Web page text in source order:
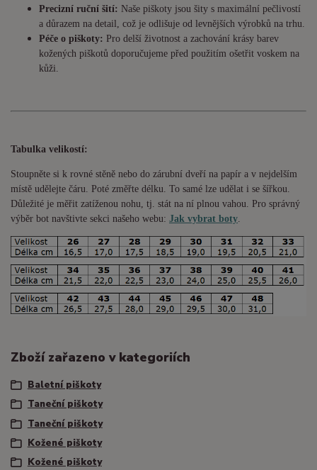
Precizní ruční šití: Naše piškoty jsou šity s maximální pečlivostí
a důrazem na detail, což je odlišuje od levnějších výrobků na trhu.
Péče o piškoty: Pro delší životnost a zachování krásy barev
kožených piškotů doporučujeme před použitím ošetřit voskem na
kůži.
Tabulka velikostí:
Stoupněte si k rovné stěně nebo do zárubní dveří na papír a v nejdelším
místě udělejte čáru. Poté změřte délku. To samé lze udělat i se šířkou.
Důležité je měřit zatíženou nohu, tj. stát na ní plnou vahou. Pro správný
výběr bot navštivte sekci našeho webu: Jak vybrat boty
Zboží zařazeno v kategoriích
Baletní piškoty
Taneční piškoty
Taneční piškoty
Kožené piškoty
Kožené piškoty